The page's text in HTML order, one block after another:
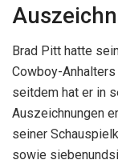
Brad Pitt hatte
Cowboy-Anhalters
seitdem hat er in
Auszeichnungen
seiner
sowie